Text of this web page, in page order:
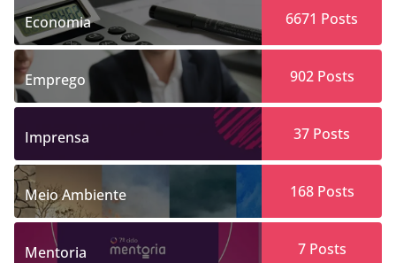
Economia 6671 Posts
Emprego 902Posts
Imprensa 37 Posts
Meio Ambiente 168Posts
Mentoria 7Posts